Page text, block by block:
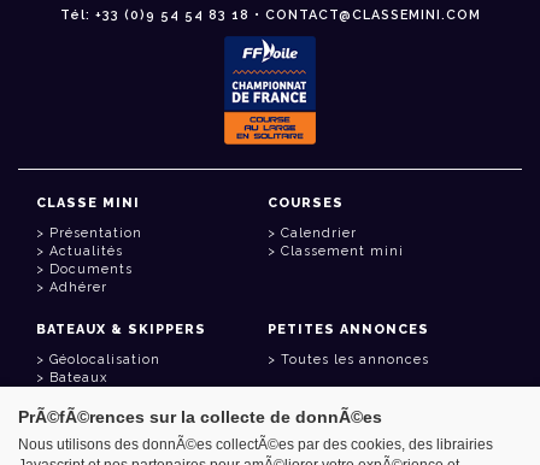
Tél: +33 (0)9 54 54 83 18 • CONTACT@CLASSEMINI.COM
CLASSE MINI
Présentation
Actualités
Documents
Adhérer
COURSES
Calendrier
Classement mini
BATEAUX & SKIPPERS
Géolocalisation
Bateaux
PETITES ANNONCES
Toutes les annonces
LIENS UTILES
PrÃ©fÃ©rences sur la collecte de donnÃ©es
Nous utilisons des donnÃ©es collectÃ©es par des cookies, des librairies